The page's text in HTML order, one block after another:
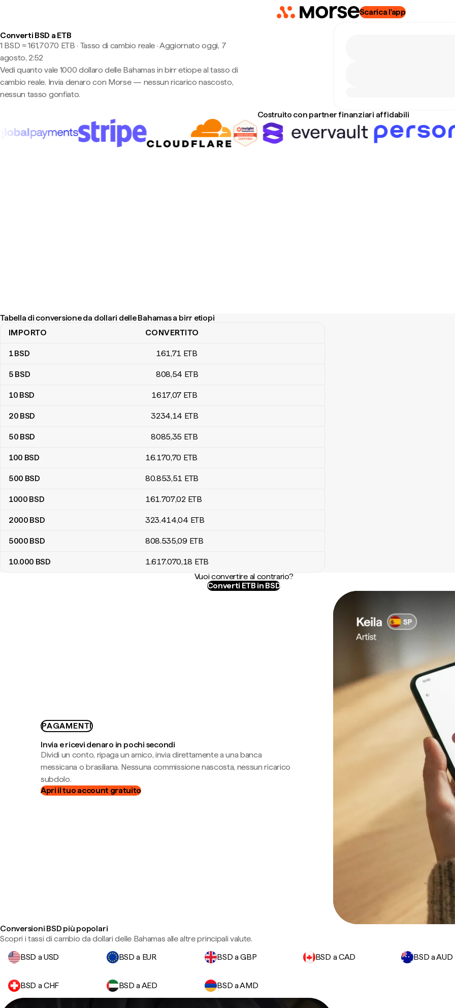
Scarica l'app
Converti BSD a ETB
1 BSD ≈ 161,7070 ETB · Tasso di cambio reale·Aggiornato oggi, 7
agosto, 2:52
Vedi quanto vale 1000 dollaro delle Bahamas in birr etiope al tasso di
cambio reale. Invia denaro con Morse — nessun ricarico nascosto,
nessun tasso gonfiato.
Costruito con partner finanziari affidabili
Tabella di conversione da dollari delle Bahamas a birr etiopi
Tabella di conversione da dollari delle Bahamas a birr etiopi
IMPORTO CONVERTITO
1BSD 161,71 ETB
5 BSD 808,54 ETB
10 BSD 1617,07 ETB
20 BSD 3234,14 ETB
50 BSD 8085,35 ETB
100 BSD 16.170,70 ETB
500 BSD 80.853,51 ETB
1000 BSD 161.707,02 ETB
2000 BSD 323.414,04 ETB
5000 BSD 808.535,09 ETB
10.000 BSD 1.617.070,18 ETB
Vuoi convertire al contrario?
Converti ETB in BSD
PAGAMENTI
Invia e ricevi denaro in pochi secondi
Dividi un conto, ripaga un amico, invia direttamente a una banca
messicana o brasiliana. Nessuna commissione nascosta, nessun ricarico
subdolo.
Apri il tuo account gratuito
Conversioni BSD più popolari
Scopri i tassi di cambio da dollari delle Bahamas alle altre principali valute.
BSD a USD
BSD a EUR BSD a GBP BSD a CAD BSD a AUD
BSD a CHF BSD a AED BSD a AMD